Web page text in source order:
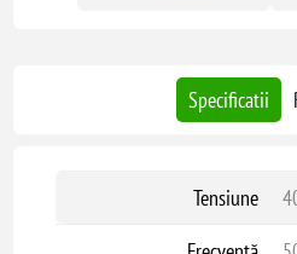
Specificatii
Tensiune